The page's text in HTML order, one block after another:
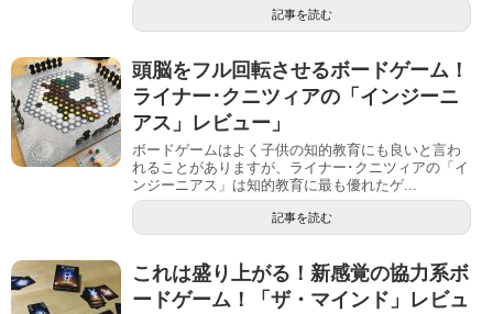
記事を読む
頭脳をフル回転させるボードゲーム！
ライナー･クニツィアの「インジーニ
アス」レビュー」
ボードゲームはよく子供の知的教育にも良いと言わ
れることがありますが、ライナー･クニツィアの「イ
ンジーニアス」は知的教育に最も優れたゲ...
記事を読む
これは盛り上がる！新感覚の協力系ボ
ードゲーム！「ザ・マインド」レビュ